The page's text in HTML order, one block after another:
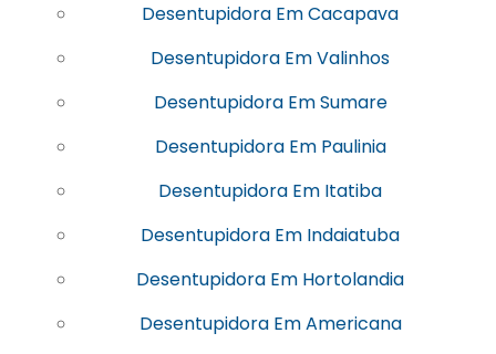
Desentupidora Em Cacapava
Desentupidora Em Valinhos
Desentupidora Em Sumare
Desentupidora Em Paulinia
Desentupidora Em Itatiba
Desentupidora Em Indaiatuba
Desentupidora Em Hortolandia
Desentupidora Em Americana